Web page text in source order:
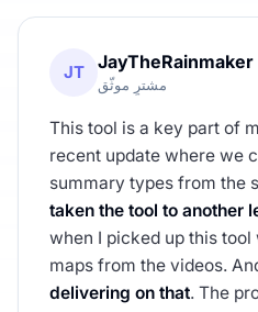
JT JayTheRainmaker
مشترٍ موثّق
This tool is a key part of
recent update where we
summary types from the
taken the tool to another
when I picked up this
maps from the videos.
delivering on that. The